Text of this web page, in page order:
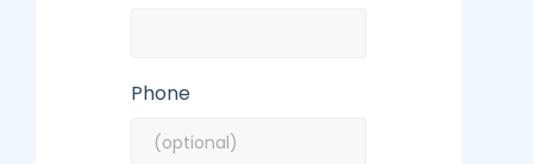
Phone